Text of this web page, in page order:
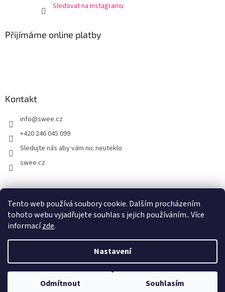
Tento web používá soubory cookie. Dalším procházením
tohoto webu vyjadřujete souhlas s jejich používáním.. Více
informacízde.
Nastavení
Odmítnout Souhlasím
Sledovat na Instagramu
Přijímáme online platby
Kontakt
info@swee.cz
+420 246 045 099
Sledujte nás aby vám nic neuteklo
swee.cz
Copyright 2026Swee.cz. Všechna práva vyhrazena.Upravit